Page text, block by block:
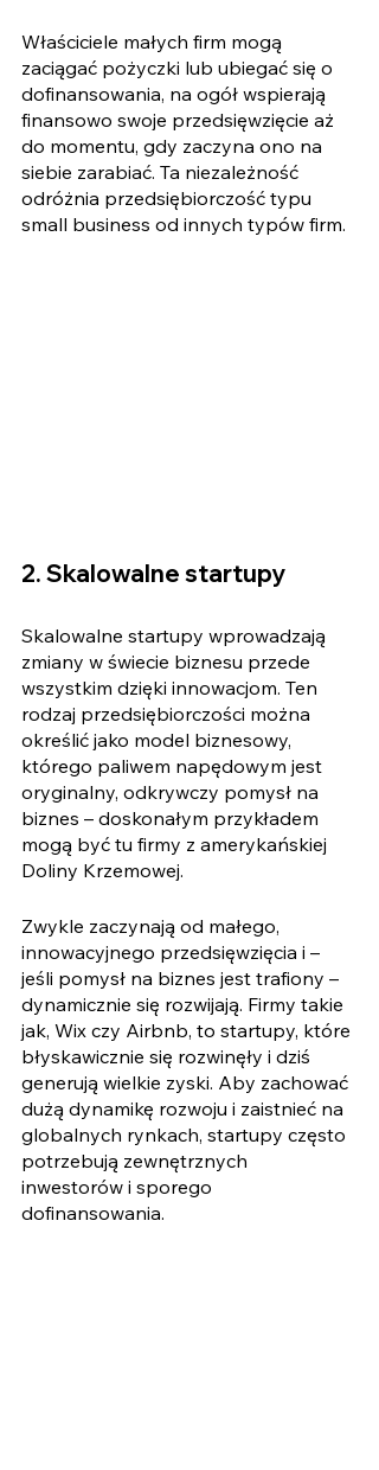
Właściciele małych firm mogą
zaciągać pożyczki lub ubiegać się o
dofinansowania, na ogół wspierają
finansowo swoje przedsięwzięcie aż
do momentu, gdy zaczyna ono na
siebie zarabiać. Ta niezależność
odróżnia przedsiębiorczość typu
small business od innych typów firm.
2. Skalowalne startupy
Skalowalne startupy wprowadzają
zmiany w świecie biznesu przede
wszystkim dzięki innowacjom. Ten
rodzaj przedsiębiorczości można
określić jako model biznesowy,
którego paliwem napędowym jest
oryginalny, odkrywczy pomysł na
biznes – doskonałym przykładem
mogą być tu firmy z amerykańskiej
Doliny Krzemowej.
Zwykle zaczynają od małego,
innowacyjnego przedsięwzięcia i –
jeśli pomysł na biznes jest trafiony –
dynamicznie się rozwijają. Firmy takie
jak, Wix czy Airbnb, to startupy, które
błyskawicznie się rozwinęły i dziś
generują wielkie zyski. Aby zachować
dużą dynamikę rozwoju i zaistnieć na
globalnych rynkach, startupy często
potrzebują zewnętrznych
inwestorów i sporego
dofinansowania.